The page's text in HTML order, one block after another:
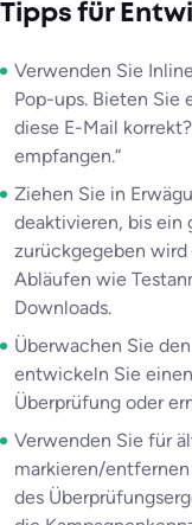
Tipps für
Verwenden Sie
Pop-ups. Bieten Sie
diese E-Mail
empfangen.“
Ziehen Sie in
deaktivieren, bis ein
zurückgegeben wird
Abläufen wie
Downloads.
Überwachen Sie
entwickeln Sie
Überprüfung oder
Verwenden Sie für
markieren/
des